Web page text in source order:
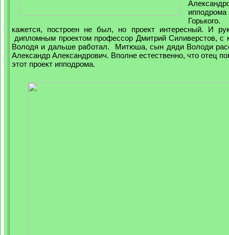
кажется, построен не был, но проект интересный. И
дипломным проектом профессор Дмитрий Силиверстов, с
Володя и дальше работал. Митюша, сын дяди Володи
Александр Александрович. Вполне естественно, что отец
этот проект ипподрома.